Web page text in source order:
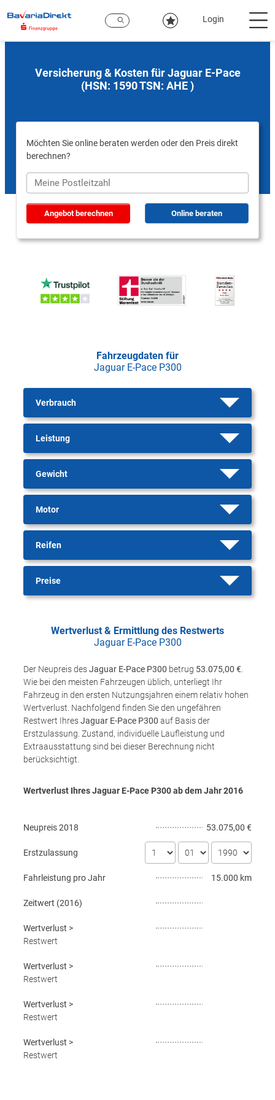
Hauptinhalt
Login
Versicherung & Kosten für Jaguar E-Pace
(HSN: 1590 TSN: AHE )
Möchten Sie online beraten werden oder den Preis direkt
berechnen?
Angebot berechnen Online beraten
Fahrzeugdaten für
Jaguar E-Pace P300
Verbrauch
Leistung
Gewicht
Motor
Reifen
Preise
Wertverlust & Ermittlung des Restwerts
Jaguar E-Pace P300
Der Neupreis desJaguar E-Pace P300 betrug 53.075,00 €
Wie bei den meisten Fahrzeugen üblich, unterliegt Ihr
Fahrzeug in den ersten Nutzungsjahren einem relativ hohen
Wertverlust. Nachfolgend finden Sie den ungefähren
Restwert IhresJaguar E-Pace P300 auf Basis der
Erstzulassung. Zustand, individuelle Laufleistung und
Extraausstattung sind bei dieser Berechnung nicht
berücksichtigt.
Wertverlust Ihres Jaguar E-Pace P300 ab dem Jahr2016
Neupreis2018 53.075,00 €
Erstzulassung
Fahrleistung pro Jahr 15.000 km
Zeitwert (2016)
Wertverlust >
Restwert
Wertverlust >
Restwert
Wertverlust >
Restwert
Wertverlust >
Restwert